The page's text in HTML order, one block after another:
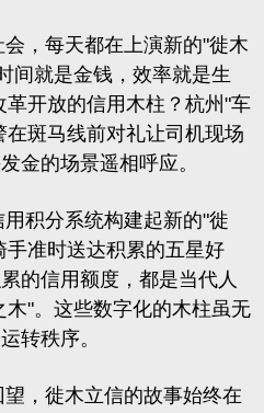
每天都在上演新的"徙木
间就是金钱，效率就是生
开放的信用木柱？杭州"车
斑马线前对礼让司机现场
金的场景遥相呼应。
分系统构建起新的"徙
准时送达积累的五星好
的信用额度，都是当代人
"。这些数字化的木柱虽无
转秩序。
徙木立信的故事始终在